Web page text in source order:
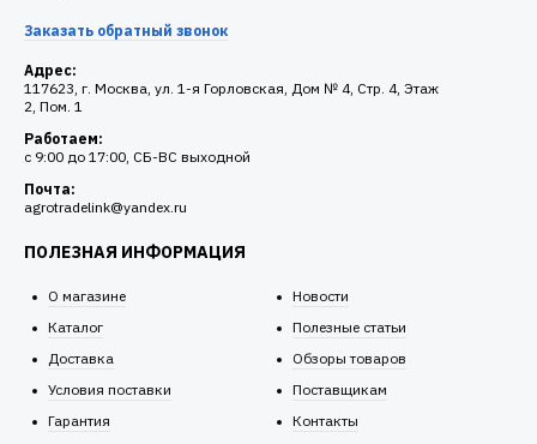
Заказать обратный звонок
Адрес:
117623, г. Москва, ул. 1-я Горловская, Дом № 4, Стр. 4, Этаж
2, Пом. 1
Работаем:
c 9:00 до 17:00, СБ-ВС выходной
Почта:
agrotradelink@yandex.ru
ПОЛЕЗНАЯ ИНФОРМАЦИЯ
О магазине
Каталог
Доставка
Условия поставки
Гарантия
Новости
Полезные статьи
Обзоры товаров
Поставщикам
Контакты